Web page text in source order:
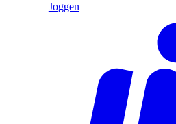
Joggen